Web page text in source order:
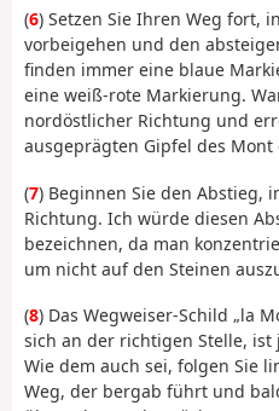
(6) Setzen Sie Ihren Weg fort,
vorbeigehen und den
finden immer eine blaue
eine weiß-rote Markierung.
nordöstlicher Richtung und
ausgeprägten Gipfel des Mont
(7) Beginnen Sie den Abstieg,
Richtung. Ich würde diesen
bezeichnen, da man
um nicht auf den Steinen
(8) Das Wegweiser-Schild „la
sich an der richtigen Stelle,
Wie dem auch sei, folgen Sie
Weg, der bergab führt und